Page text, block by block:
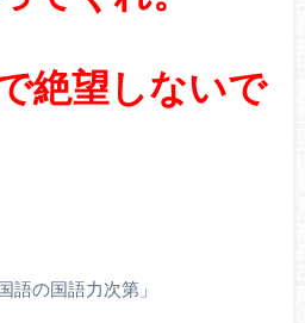
絶望しないで
語の国語力次第」